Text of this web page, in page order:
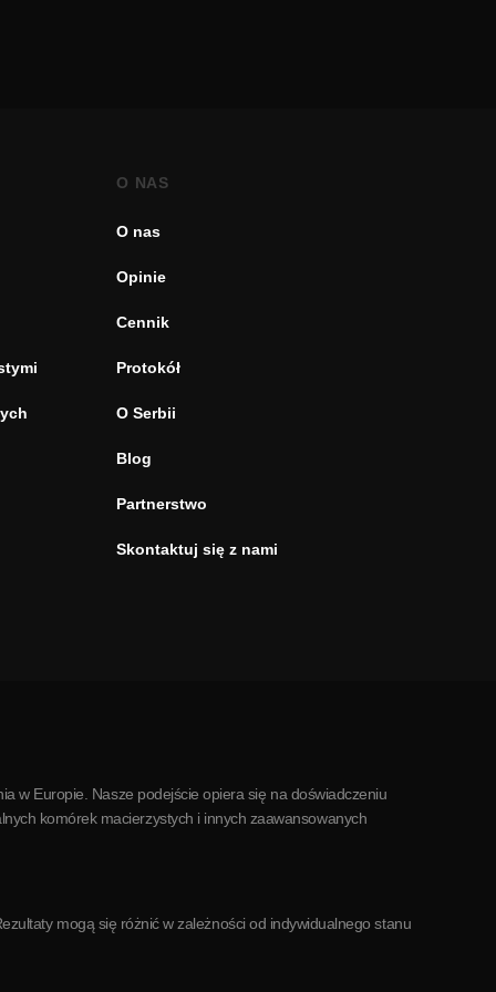
O NAS
O nas
Opinie
Cennik
Protokół
O Serbii
Blog
Partnerstwo
Skontaktuj się z nami
w Europie. Nasze podejście opiera się na doświadczeniu
komórek macierzystych i innych zaawansowanych
mogą się różnić w zależności od indywidualnego stanu